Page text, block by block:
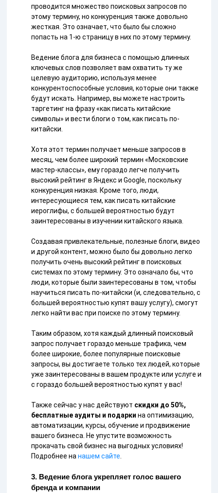
проводится множество поисковых запросов по
этому термину, но конкуренция также довольно
жесткая. Это означает, что было бы сложно
попасть на 1-ю страницу в них по этому термину.
Ведение блога для бизнеса с помощью длинных
ключевых слов позволяет вам охватить ту же
целевую аудиторию, используя менее
конкурентоспособные условия, которые они также
будут искать. Например, вы можете настроить
таргетинг на фразу «как писать китайские
символы» и вести блоги о том, как писать по-
китайски.
Хотя этот термин получает меньше запросов в
месяц, чем более широкий термин «Московские
мастер-классы», ему гораздо легче получить
высокий рейтинг в Яндекс и Google, поскольку
конкуренция низкая. Кроме того, люди,
интересующиеся тем, как писать китайские
иероглифы, с большей вероятностью будут
заинтересованы в изучении китайского языка.
Создавая привлекательные, полезные блоги, видео
и другой контент, можно было бы довольно легко
получить очень высокий рейтинг в поисковых
системах по этому термину. Это означало бы, что
люди, которые были заинтересованы в том, чтобы
научиться писать по-китайски (и, следовательно, с
большей вероятностью купят вашу услугу), смогут
легко найти вас при поиске по этому термину.
Таким образом, хотя каждый длинный поисковый
запрос получает гораздо меньше трафика, чем
более широкие, более популярные поисковые
запросы, вы достигаете только тех людей, которые
уже заинтересованы в вашем продукте или услуге и
с гораздо большей вероятностью купят у вас!
Также сейчас у нас действуют скидки до 50%,
бесплатные аудиты и подарки на оптимизацию,
автоматизации, курсы, обучение и продвижение
вашего бизнеса. Не упустите возможность
прокачать свой бизнес на выгодных условиях!
Подробнее на нашем сайте
3. Ведение блога укрепляет голос вашего
бренда и компании